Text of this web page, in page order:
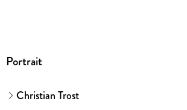
Portrait
Christian Trost